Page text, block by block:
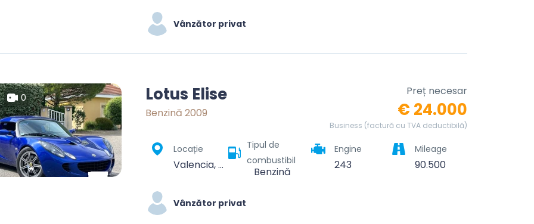
Vânzător privat
0 Lotus Elise
Benzină 2009
Preț necesar
€ 24.000
Business (factură cu TVA deductibilă)
Locație
Valencia, Parroquia Santa Rosa, Municipio Valencia, Carabobo State, Venezuela
Tipul de
combustibil
Benzină
Engine
243
Mileage
90.500
Vânzător privat